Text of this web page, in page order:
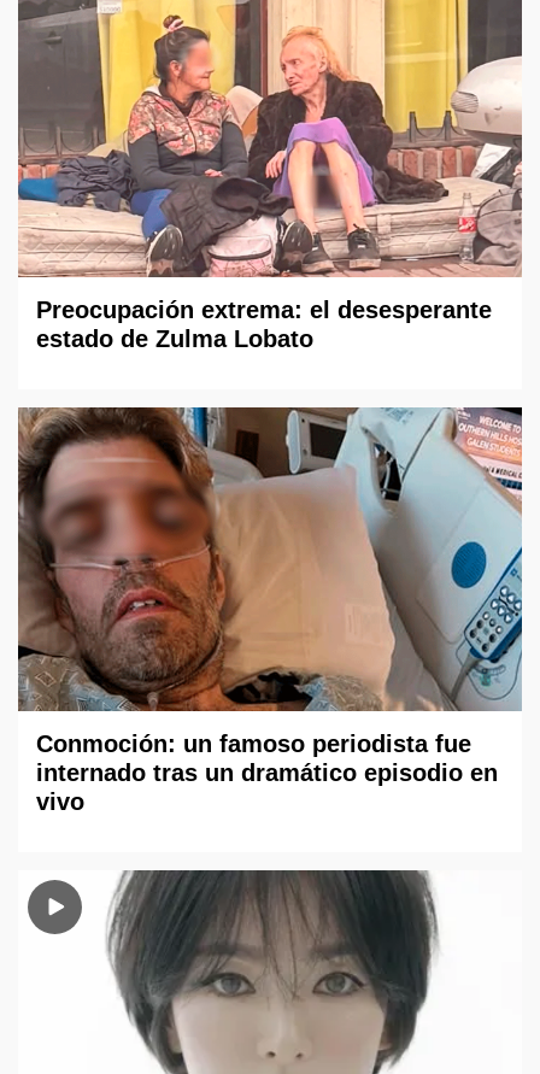
Preocupación extrema: el desesperante
estado de Zulma Lobato
Conmoción: un famoso periodista fue
internado tras un dramático episodio en
vivo